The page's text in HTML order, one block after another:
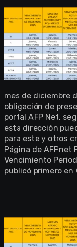
mes de diciembre
obligación de
portal AFP Net,
esta dirección
para este y otros
Página de AFPnet
Vencimiento
publicó primero en